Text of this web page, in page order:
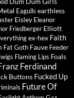
Eagulls earthless
Eisley Eleanor
Friedberger Elliott
ex-hex Faith
Fat Goth Fauve Feeder
Flaming Lips Foals
Ferdinand
Buttons Fucked Up
Future Of